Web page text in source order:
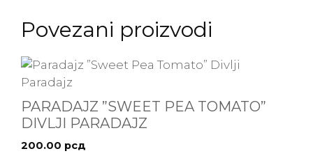
Povezani proizvodi
PARADAJZ ”SWEET PEA TOMATO”
DIVLJI PARADAJZ
200.00 рсд